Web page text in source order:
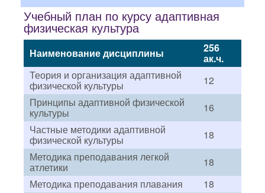
Учебный план по курсу адаптивная
физическая культура
Наименование дисциплины 256
ак.ч.
Теория и организация адаптивной
физической культуры
12
Принципы адаптивной физической
культуры
16
Частные методики адаптивной
физической культуры
18
Методика преподавания легкой
атлетики
18
Методика преподавания плавания
18